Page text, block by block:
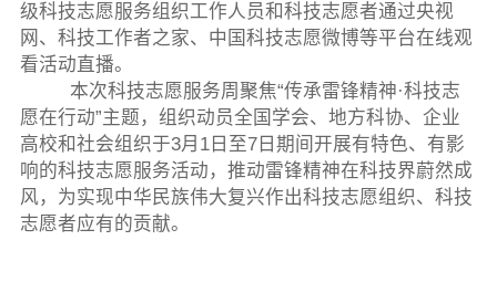
级科技志愿服务组织工作人员和科技志愿者通过央视
网、科技工作者之家、中国科技志愿微博等平台在线观
看活动直播。
本次科技志愿服务周聚焦“传承雷锋精神·科技志
愿在行动”主题，组织动员全国学会、地方科协、企业
高校和社会组织于3月1日至7日期间开展有特色、有影
响的科技志愿服务活动，推动雷锋精神在科技界蔚然成
风，为实现中华民族伟大复兴作出科技志愿组织、科技
志愿者应有的贡献。